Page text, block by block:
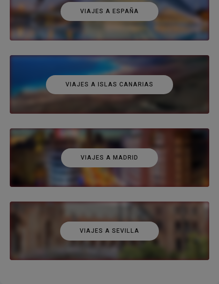
VIAJES A ESPAÑA
VIAJES A ISLAS CANARIAS
VIAJES A MADRID
VIAJES A SEVILLA